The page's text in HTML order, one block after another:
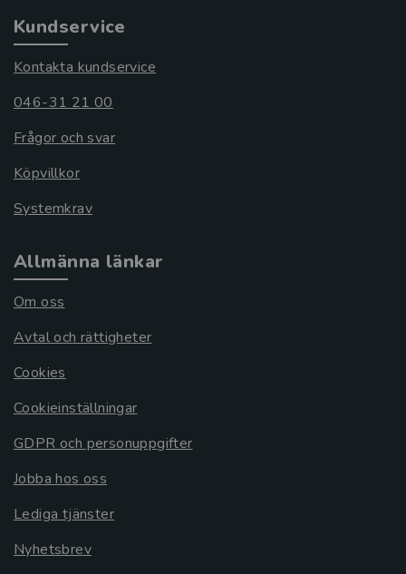
Kundservice
Kontakta kundservice
046-31 21 00
Frågor och svar
Köpvillkor
Systemkrav
Allmänna länkar
Om oss
Avtal och rättigheter
Cookies
Cookieinställningar
GDPR och personuppgifter
Jobba hos oss
Lediga tjänster
Nyhetsbrev